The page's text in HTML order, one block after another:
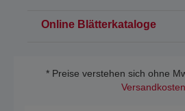
Online Blätterkataloge
* Preise verstehen sich ohne
Versandkosten